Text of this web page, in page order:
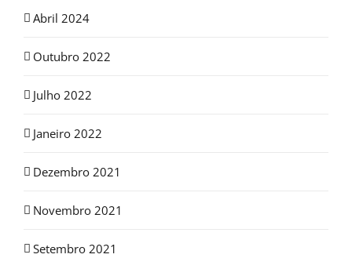
Abril 2024
Outubro 2022
Julho 2022
Janeiro 2022
Dezembro 2021
Novembro 2021
Setembro 2021